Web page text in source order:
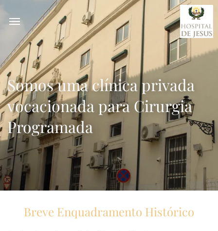
Somos uma clínica privada
vocacionada para Cirurgia
Programada
Breve Enquadramento Histórico